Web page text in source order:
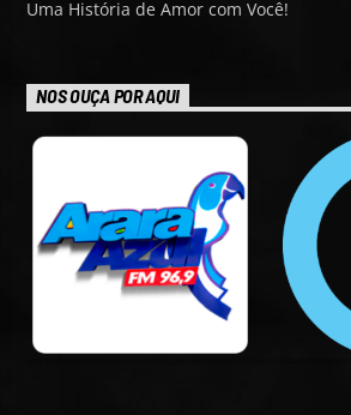
Uma História de Amor com Você!
NOS OUÇA POR AQUI